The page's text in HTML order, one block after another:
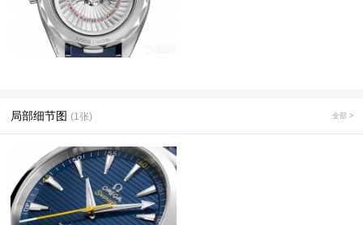
局部细节图 (1张) 全部 >